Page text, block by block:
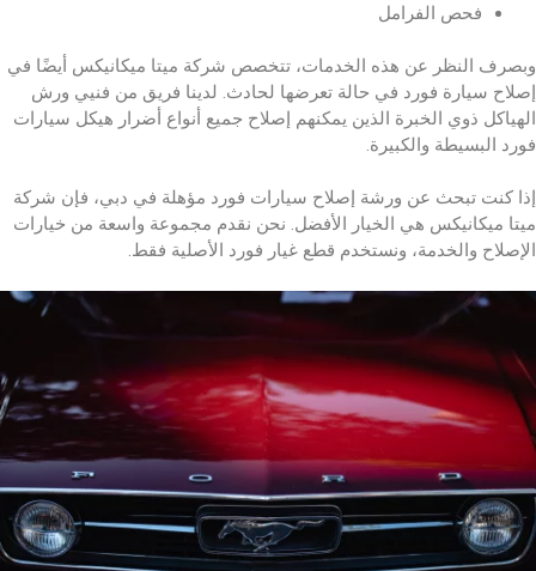
فحص الفرامل
وبصرف النظر عن هذه الخدمات، تتخصص شركة ميتا ميكانيكس أيضًا في
إصلاح سيارة فورد في حالة تعرضها لحادث. لدينا فريق من فنيي ورش
الهياكل ذوي الخبرة الذين يمكنهم إصلاح جميع أنواع أضرار هيكل سيارات
فورد البسيطة والكبيرة.
إذا كنت تبحث عن ورشة إصلاح سيارات فورد مؤهلة في دبي، فإن شركة
ميتا ميكانيكس هي الخيار الأفضل. نحن نقدم مجموعة واسعة من خيارات
الإصلاح والخدمة، ونستخدم قطع غيار فورد الأصلية فقط.